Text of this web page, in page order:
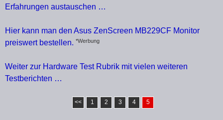
Erfahrungen austauschen …
Hier kann man den Asus ZenScreen MB229CF Monitor
preiswert bestellen. *Werbung
Weiter zur Hardware Test Rubrik mit vielen weiteren
Testberichten …
<< 1 2 3 4 5